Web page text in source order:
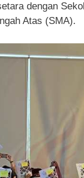
dengan
Atas (SMA).